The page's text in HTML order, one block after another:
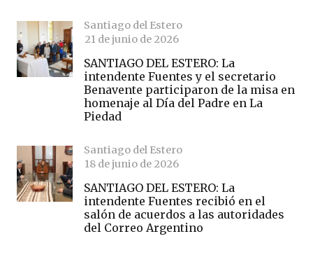
Santiago del Estero
21 de junio de 2026
SANTIAGO DEL ESTERO: La
intendente Fuentes y el secretario
Benavente participaron de la misa en
homenaje al Día del Padre en La
Piedad
Santiago del Estero
18 de junio de 2026
SANTIAGO DEL ESTERO: La
intendente Fuentes recibió en el
salón de acuerdos a las autoridades
del Correo Argentino